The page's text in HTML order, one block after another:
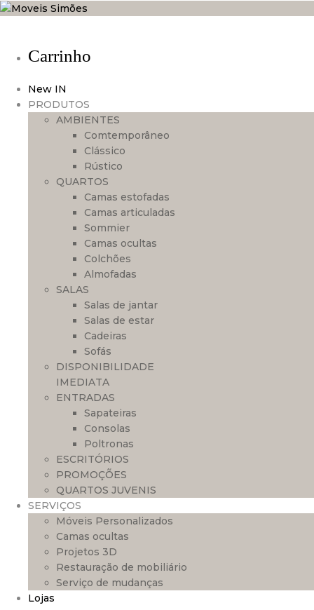
Carrinho
New IN
PRODUTOS
AMBIENTES
Comtemporâneo
Clássico
Rústico
QUARTOS
Camas estofadas
Camas articuladas
Sommier
Camas ocultas
Colchões
Almofadas
SALAS
Salas de jantar
Salas de estar
Cadeiras
Sofás
DISPONIBILIDADE
IMEDIATA
ENTRADAS
Sapateiras
Consolas
Poltronas
ESCRITÓRIOS
PROMOÇÕES
QUARTOS JUVENIS
SERVIÇOS
Móveis Personalizados
Camas ocultas
Projetos 3D
Restauração de mobiliário
Serviço de mudanças
Lojas